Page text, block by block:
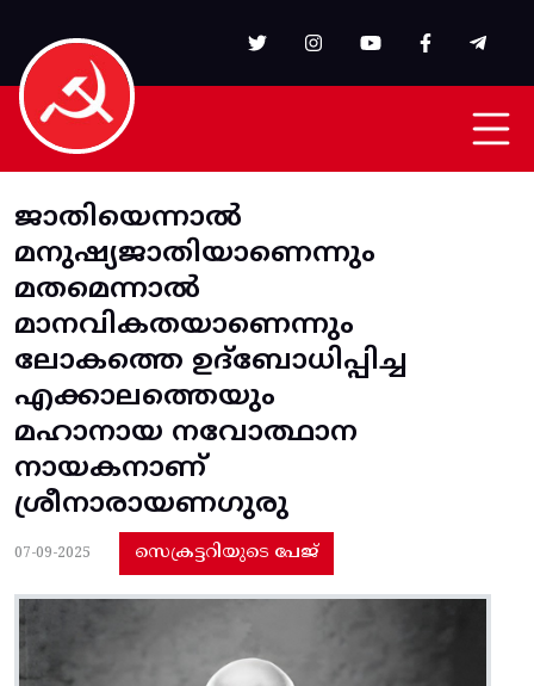
ജാതിയെന്നാൽ
മനുഷ്യജാതിയാണെന്നും
മതമെന്നാൽ
മാനവികതയാണെന്നും
ലോകത്തെ ഉദ്ബോധിപ്പിച്ച
എക്കാലത്തെയും
മഹാനായ നവോത്ഥാന
നായകനാണ്
ശ്രീനാരായണഗുരു
07-09-2025 സെക്രട്ടറിയുടെ പേജ്